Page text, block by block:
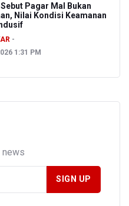
Pagar Mal Bukan
Nilai Kondisi Keamanan
1:31 PM
news